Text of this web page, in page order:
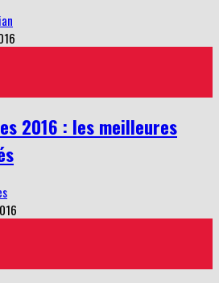
2016 : les meilleures